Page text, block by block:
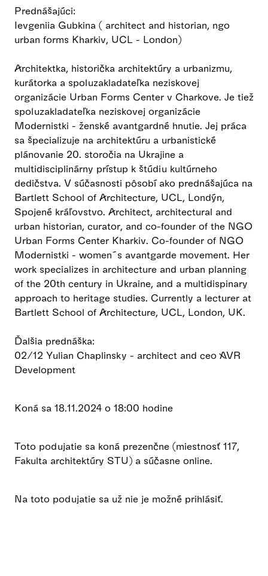
Prednášajúci:
Ievgeniia Gubkina ( architect and historian, ngo
urban forms Kharkiv, UCL - London)
Architektka, historička architektúry a urbanizmu,
kurátorka a spoluzakladateľka neziskovej
organizácie Urban Forms Center v Charkove. Je tiež
spoluzakladateľka neziskovej organizácie
Modernistki - ženské avantgardné hnutie. Jej práca
sa špecializuje na architektúru a urbanistické
plánovanie 20. storočia na Ukrajine a
multidisciplinárny prístup k štúdiu kultúrneho
dedičstva. V súčasnosti pôsobí ako prednášajúca na
Bartlett School of Architecture, UCL, Londýn,
Spojené kráľovstvo. Architect, architectural and
urban historian, curator, and co-founder of the NGO
Urban Forms Center Kharkiv. Co-founder of NGO
Modernistki - women´s avantgarde movement. Her
work specializes in architecture and urban planning
of the 20th century in Ukraine, and a multidispinary
approach to heritage studies. Currently a lecturer at
Bartlett School of Architecture, UCL, London, UK.
Ďalšia prednáška:
02/12 Yulian Chaplinsky - architect and ceo AVR
Development
Koná sa 18.11.2024 o 18:00 hodine
Toto podujatie sa koná prezenčne (miestnosť 117,
Fakulta architektúry STU) a súčasne online.
Na toto podujatie sa už nie je možné prihlásiť.